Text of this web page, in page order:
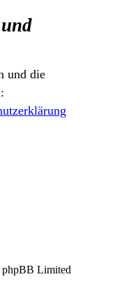
und die
Limited